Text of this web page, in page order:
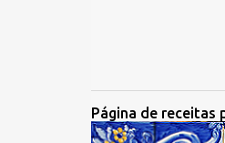
Página de receitas